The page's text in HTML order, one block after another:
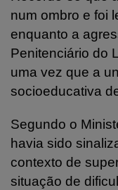
num ombro e foi
enquanto a
Penitenciário do
uma vez que a
socioeducativa
Segundo o
havia sido
contexto de
situação de